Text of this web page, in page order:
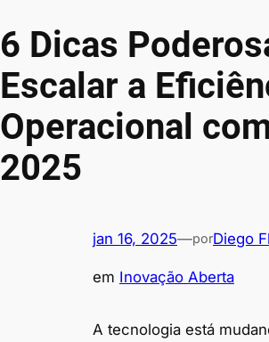
6 Dicas
Escalar a
Operacional
2025
jan 16, 2025—porDiego
em Inovação Aberta
A tecnologia está